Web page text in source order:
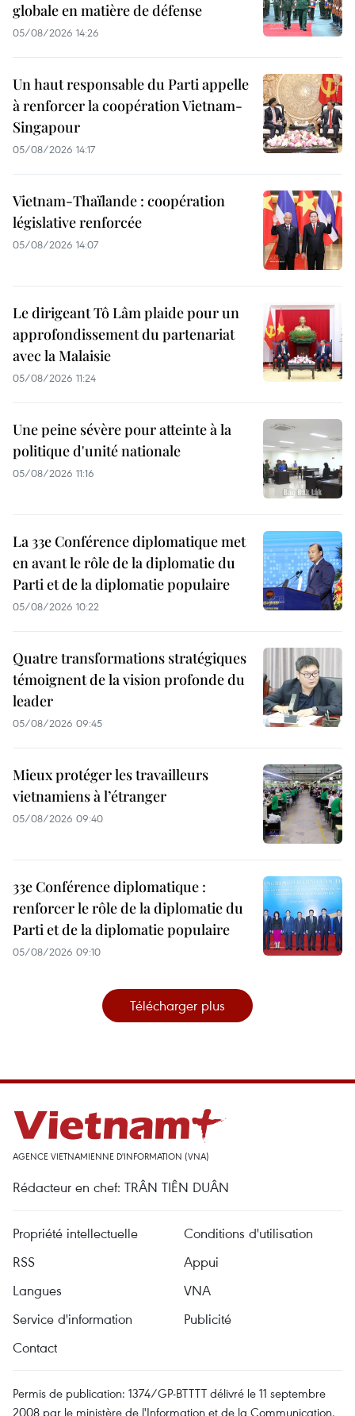
globale en matière de défense
05/08/2026 14:26
Un haut responsable du Parti appelle
à renforcer la coopération Vietnam-
Singapour
05/08/2026 14:17
Vietnam-Thaïlande : coopération
législative renforcée
05/08/2026 14:07
Le dirigeant Tô Lâm plaide pour un
approfondissement du partenariat
avec la Malaisie
05/08/2026 11:24
Une peine sévère pour atteinte à la
politique d'unité nationale
05/08/2026 11:16
La 33e Conférence diplomatique met
en avant le rôle de la diplomatie du
Parti et de la diplomatie populaire
05/08/2026 10:22
Quatre transformations stratégiques
témoignent de la vision profonde du
leader
05/08/2026 09:45
Mieux protéger les travailleurs
vietnamiens à l’étranger
05/08/2026 09:40
33e Conférence diplomatique :
renforcer le rôle de la diplomatie du
Parti et de la diplomatie populaire
05/08/2026 09:10
Télécharger plus
AGENCE VIETNAMIENNE D'INFORMATION (VNA)
Rédacteur en chef: TRÂN TIÊN DUÂN
Propriété intellectuelle
Conditions d'utilisation
RSS
Appui
Langues
VNA
Service d'information
Publicité
Contact
Permis de publication: 1374/GP-BTTTT délivré le 11 septembre
2008 par le ministère de l'Information et de la Communication.